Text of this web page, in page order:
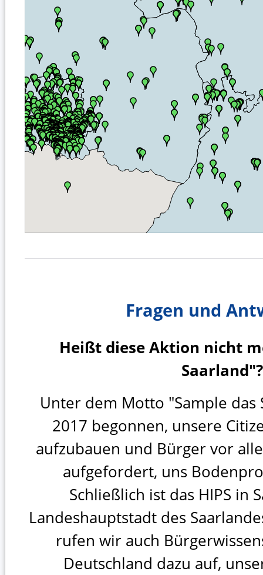
Fragen und
Heißt diese Aktion nicht
Saarland"?
Unter dem Motto "Sample das
2017 begonnen, unsere
aufzubauen und Bürger vor
aufgefordert, uns
Schließlich ist das HIPS in
Landeshauptstadt des
rufen wir auch
Deutschland dazu auf,